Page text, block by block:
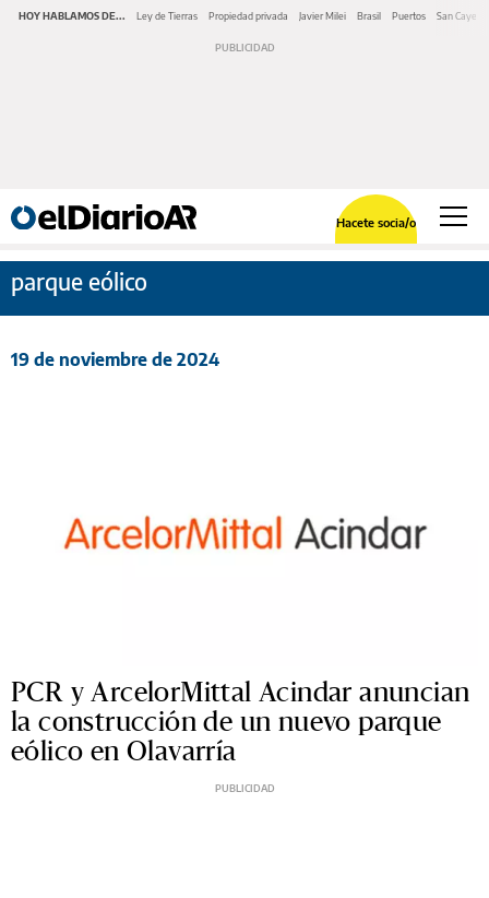
HOY HABLAMOS DE... Ley de Tierras Propiedad privada Javier Milei Brasil Puertos San
Hacete socia/o
parque eólico
19 de noviembre de 2024
PCR y ArcelorMittal Acindar anuncian
la construcción de un nuevo parque
eólico en Olavarría